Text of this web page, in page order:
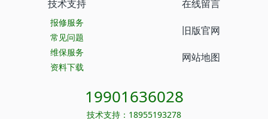
技术支持
报修服务
常见问题
维保服务
资料下载
在线留言
旧版官网
网站地图
19901636028
技术支持：18955193278